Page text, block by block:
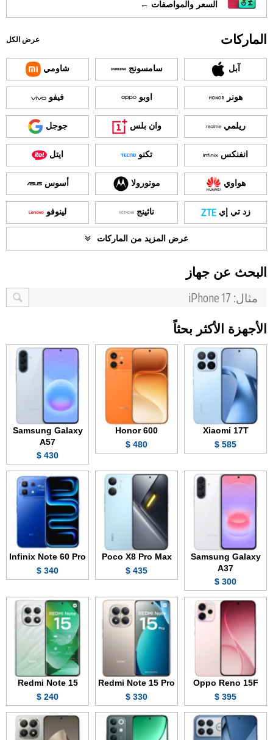
السعر والمواصفات ←
الماركات عرض الكل
آبل سامسونج شاومي
هونر اوبو فيفو
ريلمي وان بلس جوجل
انفنكس تكنو ايتل
هواوي موتورولا أسوس
زد تي إي ناثينج لينوفو
عرض المزيد من الماركات
البحث عن جهاز
الأجهزة الأكثر بحثاً
Xiaomi 17T
585 $
Honor 600
480 $
Samsung Galaxy
A57
430 $
Samsung Galaxy
A37
300 $
Poco X8 Pro Max
435 $
Infinix Note 60 Pro
340 $
Oppo Reno 15F
395 $
Redmi Note 15 Pro
330 $
Redmi Note 15
240 $